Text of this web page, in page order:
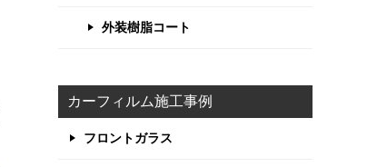
外装樹脂コート
カーフィルム施工事例
フロントガラス